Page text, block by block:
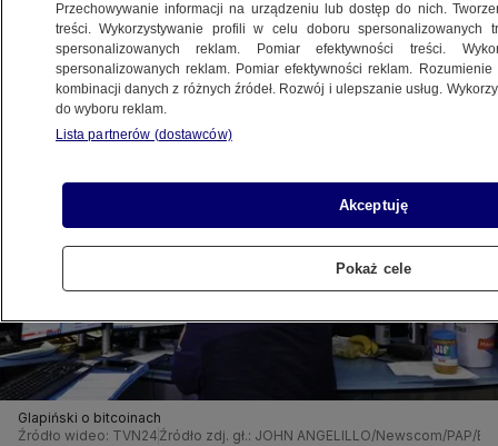
2.12.2025, 11:40
Posłuchaj artykułu
Czyta lektor AI
Glapiński o bitcoinach
Źródło wideo: TVN24 Źródło zdj. gł.: JOHN ANGELILLO/Newscom/PAP/
Przechowywanie informacji na urządzeniu lub dostęp do nich.
treści. Wykorzystywanie profili w celu doboru spersonalizowanych
spersonalizowanych reklam. Pomiar efektywności treści.
spersonalizowanych reklam. Pomiar efektywności reklam.
kombinacji danych z różnych źródeł. Rozwój i ulepszanie usług.
do wyboru reklam.
Lista partnerów (dostawców)
Akceptuję
Pokaż cele